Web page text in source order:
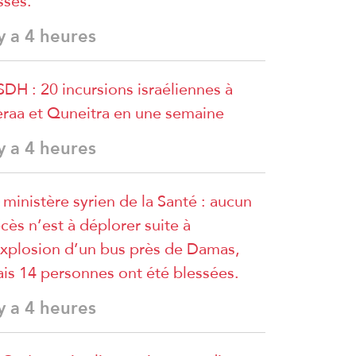
a 4 heures
: 20 incursions israéliennes à
et Quneitra en une semaine
a 4 heures
syrien de la Santé : aucun
n’est à déplorer suite à
d’un bus près de Damas,
14 personnes ont été blessées.
a 4 heures